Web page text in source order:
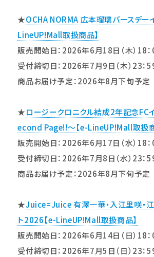
★OCHA NORMA 広本瑠璃バースデー
LineUP!Mall取扱商品】
販売開始日：2026年6月18日（木）18
受付締切日：2026年7月9日（木）23：
商品お届け予定：2026年8月下旬予定
★ロージークロニクル結成2年記念FC
econd Page!!～【e-LineUP!Mall取扱商
販売開始日：2026年6月17日（水）18
受付締切日：2026年7月8日（水）23：
商品お届け予定：2026年8月下旬予定
★Juice=Juice 有澤一華・入江里咲・
ト2026【e-LineUP!Mall取扱商品】
販売開始日：2026年6月14日（日）18
受付締切日：2026年7月5日（日）23：